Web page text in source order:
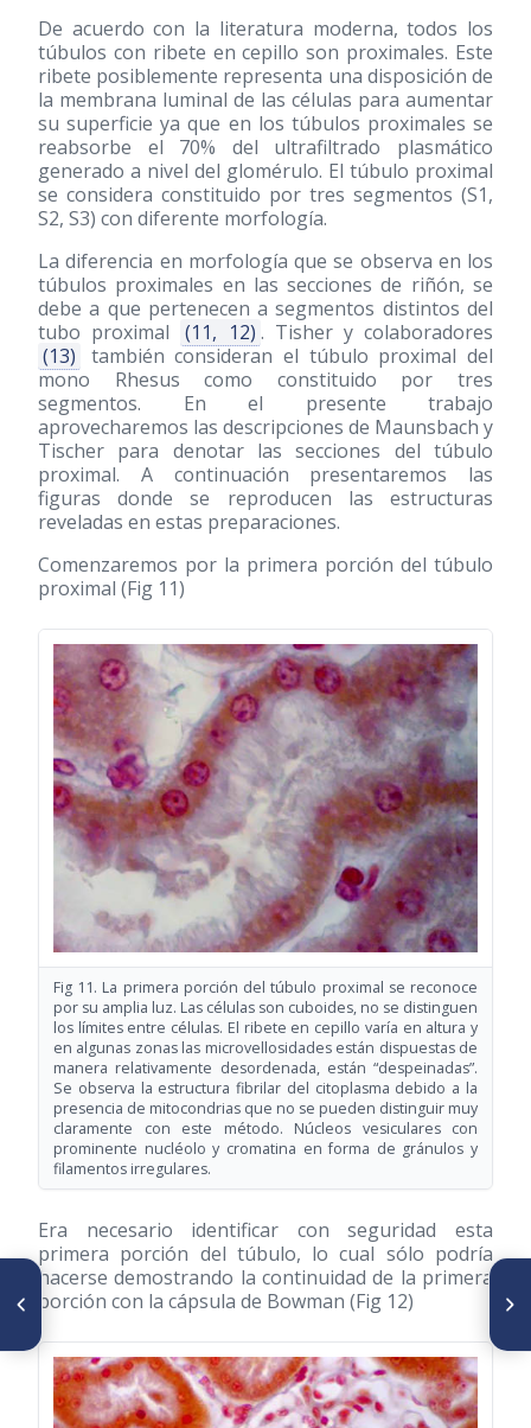
De acuerdo con la literatura moderna, todos los
túbulos con ribete en cepillo son proximales. Este
ribete posiblemente representa una disposición de
la membrana luminal de las células para aumentar
su superficie ya que en los túbulos proximales se
reabsorbe el 70% del ultrafiltrado plasmático
generado a nivel del glomérulo. El túbulo proximal
se considera constituido por tres segmentos (S1,
S2, S3) con diferente morfología.
La diferencia en morfología que se observa en los
túbulos proximales en las secciones de riñón, se
debe a que pertenecen a segmentos distintos del
tubo proximal
(11, 12) . Tisher y colaboradores
(13)
también consideran el túbulo proximal del
mono Rhesus como constituido por tres
segmentos. En el presente trabajo
aprovecharemos las descripciones de Maunsbach y
Tischer para denotar las secciones del túbulo
proximal. A continuación presentaremos las
figuras donde se reproducen las estructuras
reveladas en estas preparaciones.
Comenzaremos por la primera porción del túbulo
proximal (Fig 11)
Fig 11. La primera porción del túbulo proximal se reconoce
por su amplia luz. Las células son cuboides, no se distinguen
los límites entre células. El ribete en cepillo varía en altura y
en algunas zonas las microvellosidades están dispuestas de
manera relativamente desordenada, están “despeinadas”.
Se observa la estructura fibrilar del citoplasma debido a la
presencia de mitocondrias que no se pueden distinguir muy
claramente con este método. Núcleos vesiculares con
prominente nucléolo y cromatina en forma de gránulos y
filamentos irregulares.
Era necesario identificar con seguridad esta
primera porción del túbulo, lo cual sólo podría
hacerse demostrando la continuidad de la primera
porción con la cápsula de Bowman (Fig 12)
ARTÍCULO ANTERIOR
Algunos aspectos históricos
SIGUIENTE ARTÍCULO
Médicos inhumados en el